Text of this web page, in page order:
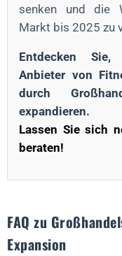
senken und die
Markt bis 2025 zu
Entdecken
Anbieter von
durch
expandieren.
Lassen Sie sich
beraten!
FAQ zu
Expansion